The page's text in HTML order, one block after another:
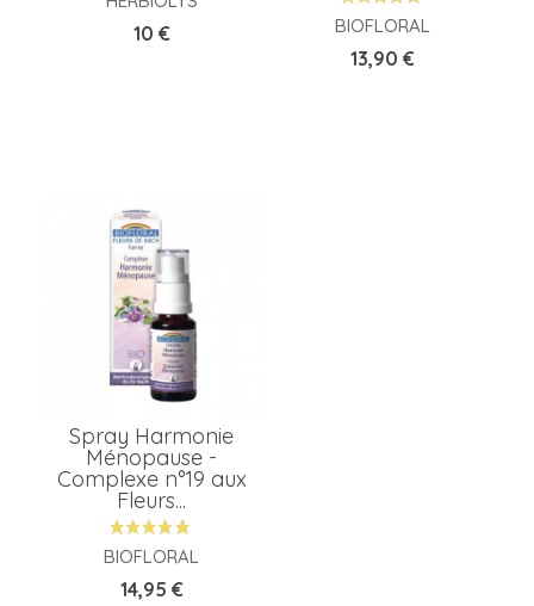
Prix
10 € BIOFLORAL
Prix
13,90 €
Spray Harmonie
Ménopause -
Complexe n°19 aux
Fleurs...
BIOFLORAL
Prix
14,95 €